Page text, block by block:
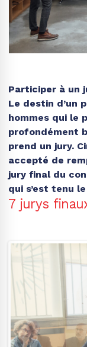
Participer à un
Le destin d’un
hommes qui le
profondément
prend un jury.
accepté de
jury final du
qui s’est tenu
7 jurys